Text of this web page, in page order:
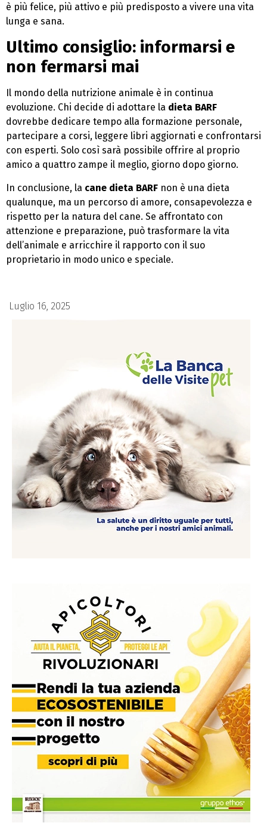
è più felice, più attivo e più predisposto a vivere una vita
lunga e sana.
Ultimo consiglio: informarsi e
non fermarsi mai
Il mondo della nutrizione animale è in continua
evoluzione. Chi decide di adottare la dieta BARF
dovrebbe dedicare tempo alla formazione personale,
partecipare a corsi, leggere libri aggiornati e confrontarsi
con esperti. Solo così sarà possibile offrire al proprio
amico a quattro zampe il meglio, giorno dopo giorno.
In conclusione, la cane dieta BARF non è una dieta
qualunque, ma un percorso di amore, consapevolezza e
rispetto per la natura del cane. Se affrontato con
attenzione e preparazione, può trasformare la vita
dell’animale e arricchire il rapporto con il suo
proprietario in modo unico e speciale.
Luglio 16, 2025